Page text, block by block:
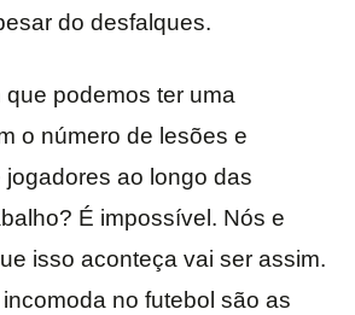
do desfalques.
podemos ter uma
o número de lesões e
ao longo das
É impossível. Nós e
isso aconteça vai ser assim.
no futebol são as